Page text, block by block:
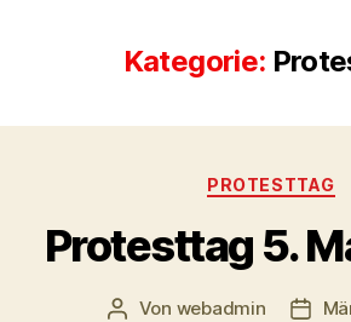
Kategorie:
PROTESTTAG
Protesttag 5.
Beitragsautor
Von webadmin